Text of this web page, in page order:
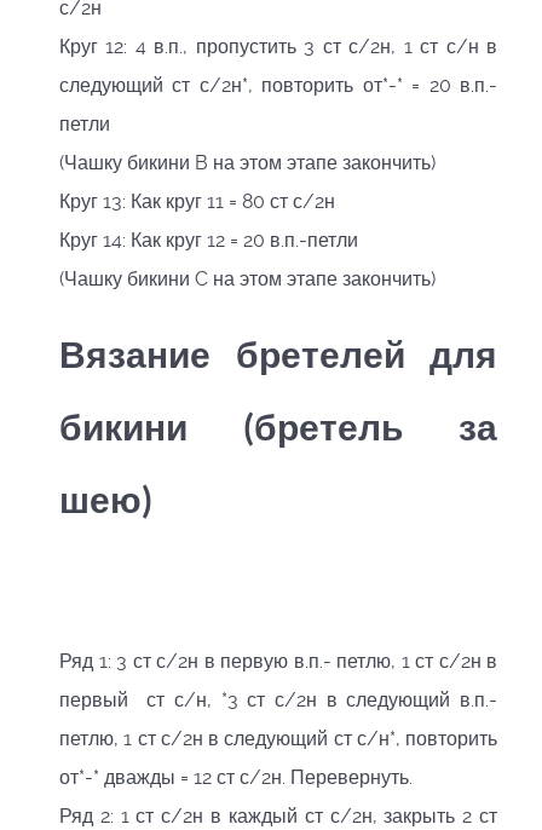
с/2н
Круг 12: 4 в.п., пропустить 3 ст с/2н, 1 ст с/н в
следующий ст с/2н*, повторить от*-* = 20 в.п.-
петли
(Чашку бикини B на этом этапе закончить)
Круг 13: Как круг 11 = 80 ст с/2н
Круг 14: Как круг 12 = 20 в.п.-петли
(Чашку бикини C на этом этапе закончить)
Вязание бретелей
для
бикини (бретель за
шею)
Ряд 1: 3 ст с/2н в первую в.п.- петлю, 1 ст с/2н в
первый ст с/н, *3 ст с/2н в следующий в.п.-
петлю, 1 ст с/2н в следующий ст с/н*, повторить
от*-* дважды = 12 ст с/2н. Перевернуть.
Ряд 2: 1 ст с/2н в каждый ст с/2н, закрыть 2 ст